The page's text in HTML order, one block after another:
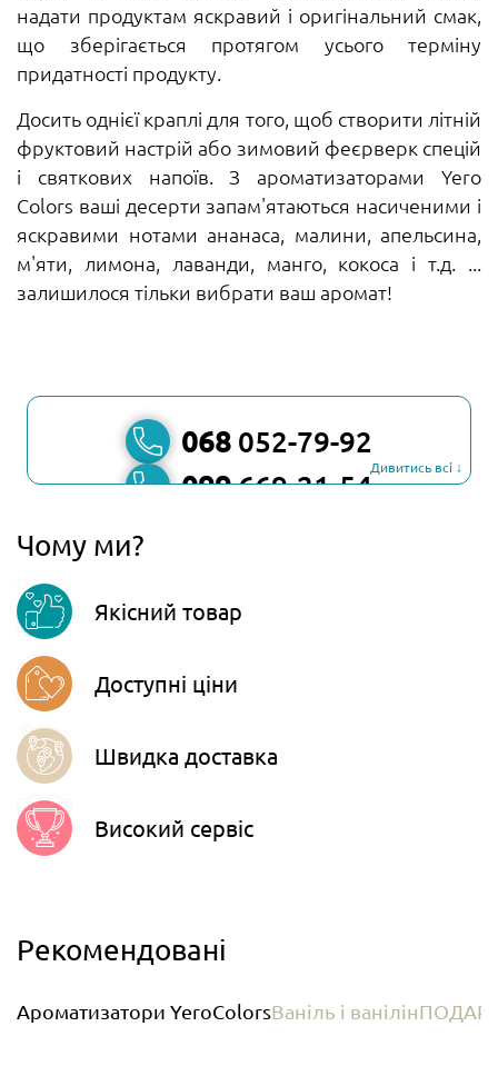
надати продуктам яскравий і оригінальний смак,
що зберігається протягом усього терміну
придатності продукту.
Досить однієї краплі для того, щоб створити літній
фруктовий настрій або зимовий феєрверк спецій
і святкових напоїв. З ароматизаторами Yero
Сolors ваші десерти запам'ятаються насиченими і
яскравими нотами ананаса, малини, апельсина,
м'яти, лимона, лаванди, манго, кокоса і т.д. ...
залишилося тільки вибрати ваш аромат!
068 052-79-92
099669-21-54
Telegram
Дивитись всі ↓
Чому ми?
Якісний товар
Доступні ціни
Швидка доставка
Високий сервіс
Рекомендовані
Ароматизатори YeroСolorsВаніль і ванілін